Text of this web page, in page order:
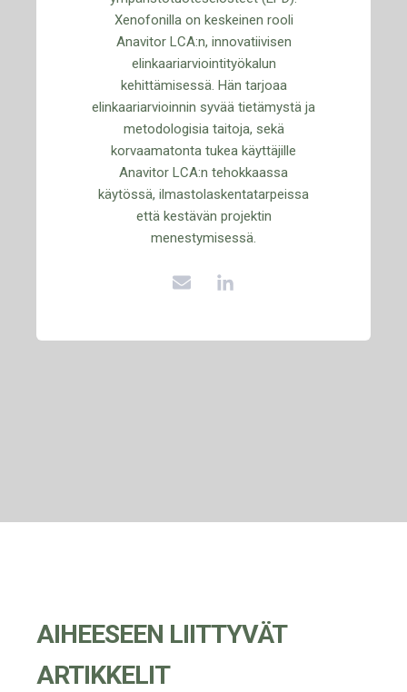
Xenofonilla on keskeinen rooli
Anavitor LCA:n, innovatiivisen
elinkaariarviointityökalun
kehittämisessä. Hän tarjoaa
elinkaariarvioinnin syvää tietämystä ja
metodologisia taitoja, sekä
korvaamatonta tukea käyttäjille
Anavitor LCA:n tehokkaassa
käytössä, ilmastolaskentatarpeissa
että kestävän projektin
menestymisessä.
AIHEESEEN LIITTYVÄT
ARTIKKELIT